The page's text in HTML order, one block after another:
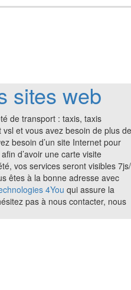
sites web
de transport : taxis, taxis
et vous avez besoin de plus de
besoin d’un site Internet pour
d’avoir une carte visite
vos services seront visibles
êtes à la bonne adresse avec
4You qui assure la
pas à nous contacter, nous